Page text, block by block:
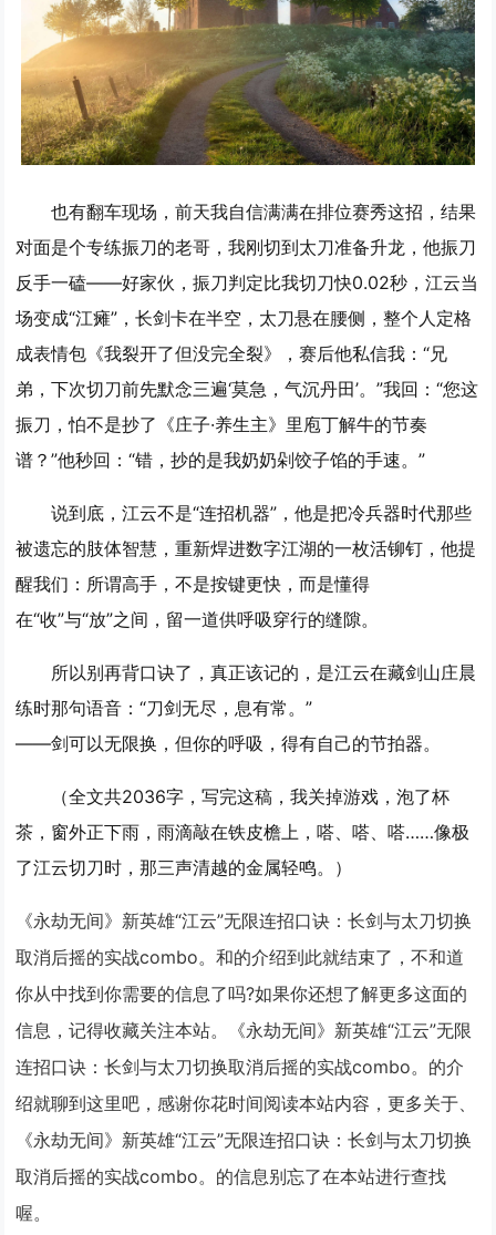
也有翻车现场，前天我自信满满在排位赛秀这招，结果
对面是个专练振刀的老哥，我刚切到太刀准备升龙，他振刀
反手一磕——好家伙，振刀判定比我切刀快0.02秒，江云当
场变成“江瘫”，长剑卡在半空，太刀悬在腰侧，整个人定格
成表情包《我裂开了但没完全裂》，赛后他私信我：“兄
弟，下次切刀前先默念三遍‘莫急，气沉丹田’。”我回：“您这
振刀，怕不是抄了《庄子·养生主》里庖丁解牛的节奏
谱？”他秒回：“错，抄的是我奶奶剁饺子馅的手速。”
说到底，江云不是“连招机器”，他是把冷兵器时代那些
被遗忘的肢体智慧，重新焊进数字江湖的一枚活铆钉，他提
醒我们：所谓高手，不是按键更快，而是懂得
在“收”与“放”之间，留一道供呼吸穿行的缝隙。
所以别再背口诀了，真正该记的，是江云在藏剑山庄晨
练时那句语音：“刀剑无尽，息有常。”
——剑可以无限换，但你的呼吸，得有自己的节拍器。
（全文共2036字，写完这稿，我关掉游戏，泡了杯
茶，窗外正下雨，雨滴敲在铁皮檐上，嗒、嗒、嗒……像极
了江云切刀时，那三声清越的金属轻鸣。）
《永劫无间》新英雄“江云”无限连招口诀：长剑与太刀切换
取消后摇的实战combo。和的介绍到此就结束了，不和道
你从中找到你需要的信息了吗?如果你还想了解更多这面的
信息，记得收藏关注本站。《永劫无间》新英雄“江云”无限
连招口诀：长剑与太刀切换取消后摇的实战combo。的介
绍就聊到这里吧，感谢你花时间阅读本站内容，更多关于、
《永劫无间》新英雄“江云”无限连招口诀：长剑与太刀切换
取消后摇的实战combo。的信息别忘了在本站进行查找
喔。